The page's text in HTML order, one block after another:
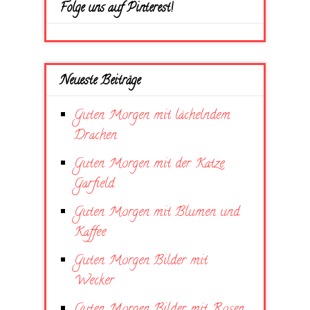
Folge uns auf Pinterest!
Neueste Beiträge
Guten Morgen mit lächelndem
Drachen
Guten Morgen mit der Katze
Garfield
Guten Morgen mit Blumen und
Kaffee
Guten Morgen Bilder mit
Wecker